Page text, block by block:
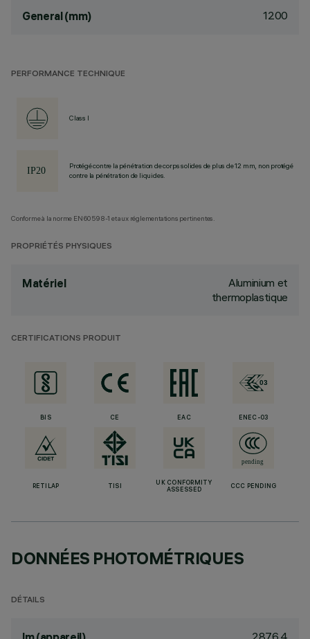
General (mm) 1200
PERFORMANCE TECHNIQUE
Class I
Protégé contre la pénétration de corps solides de plus de 12 mm, non protégé
contre la pénétration de liquides.
Conforme à la norme EN60598-1 et aux réglementations pertinentes.
PROPRIÉTÉS PHYSIQUES
Matériel
Aluminium et
thermoplastique
CERTIFICATIONS PRODUIT
BIS CE EAC ENEC-03
RETILAP TISI
UK CONFORMITY
ASSESSED
CCC PENDING
DONNÉES PHOTOMÉTRIQUES
DÉTAILS
2876.4